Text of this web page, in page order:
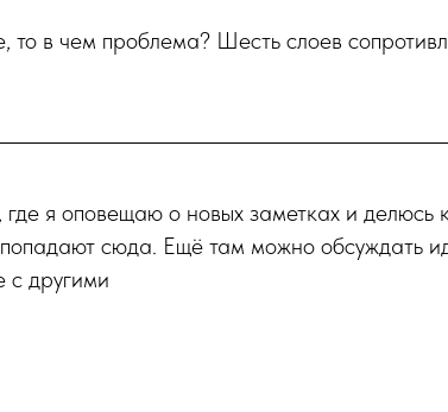
то в чем проблема? Шесть слоев
, где я оповещаю о новых заметках и делюсь
сюда. Ещё там можно обсуждать
с другими